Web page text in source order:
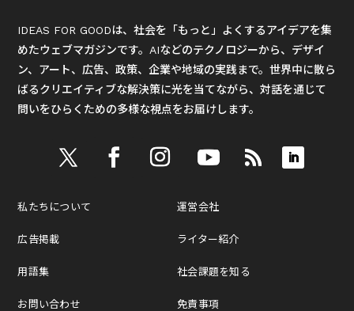
IDEAS FOR GOODは、社会を「もっと」よくするアイデアを集
めたウェブマガジンです。AIなどのテクノロジーから、デザイ
ン、アート、広告、政策、企業や地域の実践まで。世界中に散ら
ばるクリエイティブな解決策に光を当てながら、対話を通じて
問いをひらくための多様な視点をお届けします。
私たちについて
広告掲載
用語集
お問い合わせ
運営会社
ライター紹介
社会課題を知る
免責事項